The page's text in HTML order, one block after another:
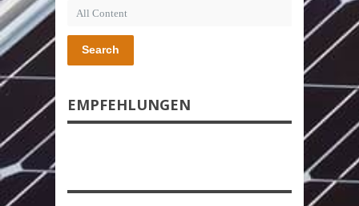
Search
EMPFEHLUNGEN